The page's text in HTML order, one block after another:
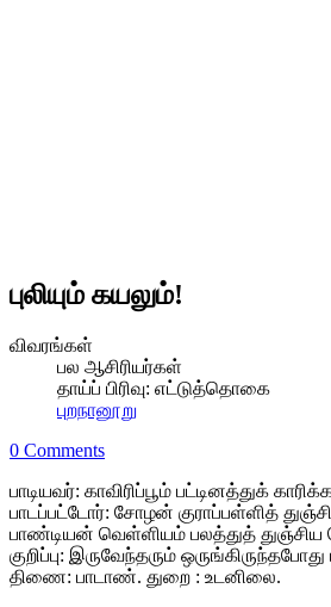
புலியும் கயலும்!
விவரங்கள்
பல ஆசிரியர்கள்
தாய்ப் பிரிவு: எட்டுத்தொகை
புறநானூறு
0 Comments
பாடியவர்: காவிரிப்பூம் பட்டினத்துக்
பாடப்பட்டோர்: சோழன் குராப்பள்ளித்
பாண்டியன் வெள்ளியம் பலத்துத் துஞ்சிய
குறிப்பு: இருவேந்தரும் ஒருங்கிருந்தபோது
திணை: பாடாண். துறை : உடனிலை.